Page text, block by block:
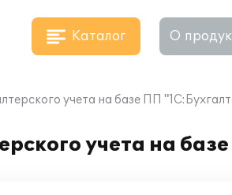
Каталог О
учета на базе ПП
учета на